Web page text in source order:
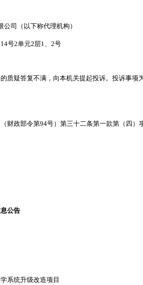
司（以下称代理机构）
号2单元2层1、2号
质疑答复不满，向本机关提起投诉。投诉事项
财政部令第94号）第三十二条第一款第（四）
公告
系统升级改造项目